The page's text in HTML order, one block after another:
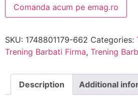
Comanda acum pe emag.ro
SKU: 1748801179-662 Categories:
Trening Barbati Firma, Trening
Description Additional